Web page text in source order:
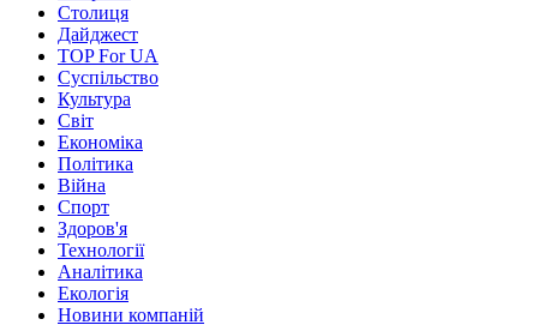
Столиця
Дайджест
TOP For UA
Суспiльство
Культура
Світ
Економіка
Політика
Війна
Спорт
Здоров'я
Технології
Аналітика
Екологія
Новини компаній